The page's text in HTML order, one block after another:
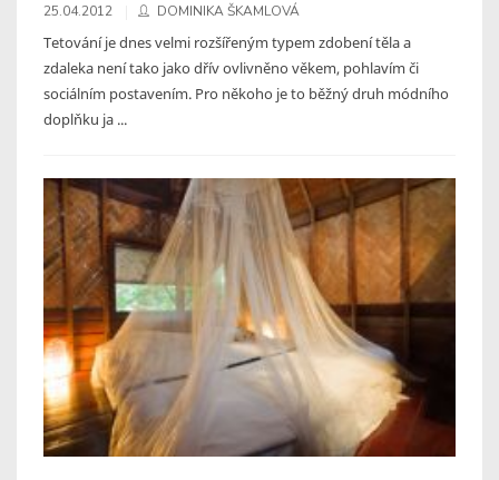
25.04.2012 DOMINIKA ŠKAMLOVÁ
Tetování je dnes velmi rozšířeným typem zdobení těla a
zdaleka není tako jako dřív ovlivněno věkem, pohlavím či
sociálním postavením. Pro někoho je to běžný druh módního
doplňku ja ...